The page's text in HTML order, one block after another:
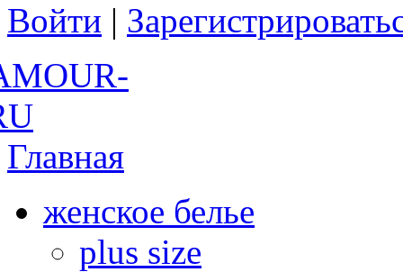
Войти |
Главная
женское белье
plus size